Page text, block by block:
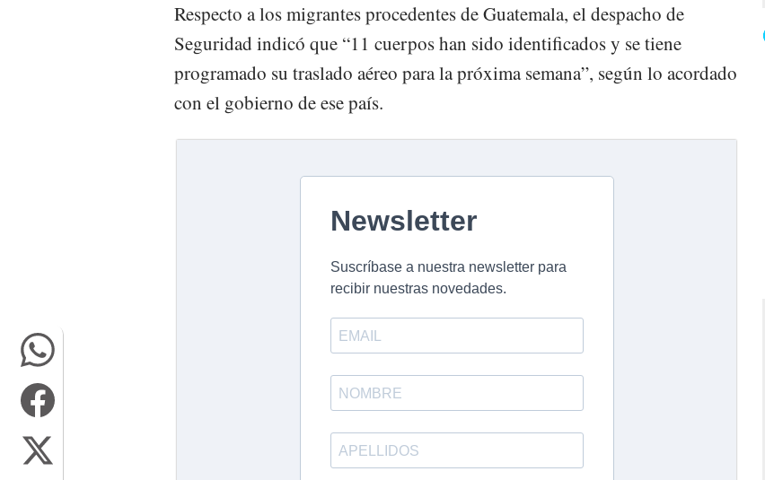
Respecto a los migrantes procedentes de Guatemala, el despacho de
Seguridad indicó que “11 cuerpos han sido identificados y se tiene
programado su traslado aéreo para la próxima semana”, según lo acordado
con el gobierno de ese país.